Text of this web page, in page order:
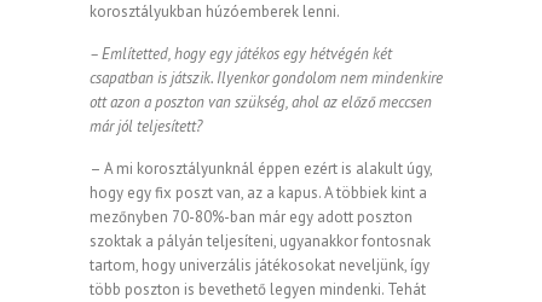
korosztályukban húzóemberek lenni.
– Említetted, hogy egy játékos egy hétvégén két
csapatban is játszik. Ilyenkor gondolom nem mindenkire
ott azon a poszton van szükség, ahol az előző meccsen
már jól teljesített?
– A mi korosztályunknál éppen ezért is alakult úgy,
hogy egy fix poszt van, az a kapus. A többiek kint a
mezőnyben 70-80%-ban már egy adott poszton
szoktak a pályán teljesíteni, ugyanakkor fontosnak
tartom, hogy univerzális játékosokat neveljünk, így
több poszton is bevethető legyen mindenki. Tehát